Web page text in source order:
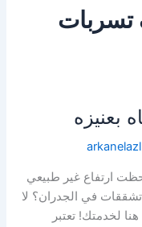
بعنيزه
ارتفاع غير طبيعي
في الجدران؟ لا
لخدمتك! تعتبر